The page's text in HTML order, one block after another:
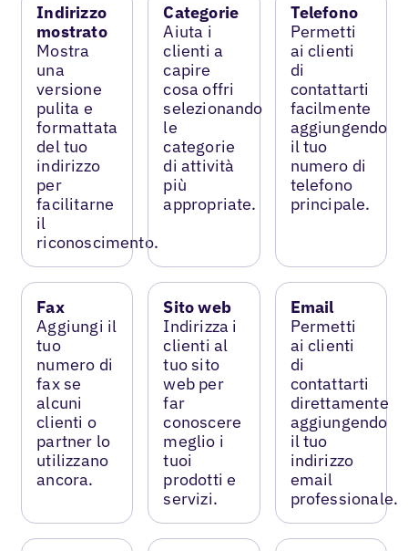
Indirizzo
mostrato
Mostra
una
versione
pulita e
formattata
del tuo
indirizzo
per
facilitarne
il
riconoscimento.
Categorie
Aiuta i
clienti a
capire
cosa offri
selezionando
le
categorie
di attività
più
appropriate.
Telefono
Permetti
ai clienti
di
contattarti
facilmente
aggiungendo
il tuo
numero di
telefono
principale.
Fax
Aggiungi il
tuo
numero di
fax se
alcuni
clienti o
partner lo
utilizzano
ancora.
Sito web
Indirizza i
clienti al
tuo sito
web per
far
conoscere
meglio i
tuoi
prodotti e
servizi.
Email
Permetti
ai clienti
di
contattarti
direttamente
aggiungendo
il tuo
indirizzo
email
professionale.